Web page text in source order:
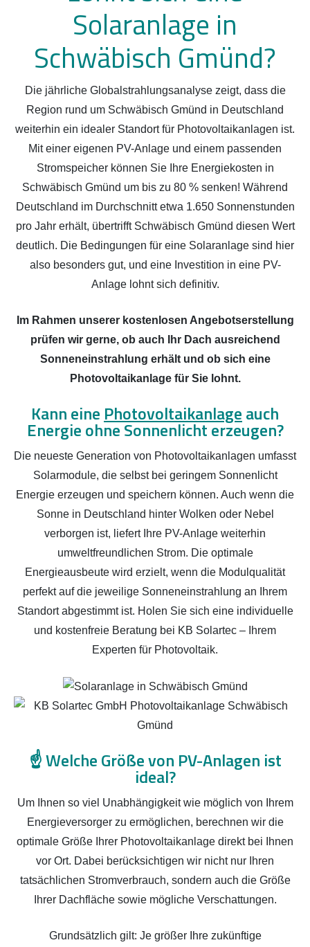
Solaranlage in
Schwäbisch Gmünd?
Die jährliche Globalstrahlungsanalyse zeigt, dass die
Region rund um Schwäbisch Gmünd in Deutschland
weiterhin ein idealer Standort für Photovoltaikanlagen ist.
Mit einer eigenen PV-Anlage und einem passenden
Stromspeicher können Sie Ihre Energiekosten in
Schwäbisch Gmünd um bis zu 80 % senken! Während
Deutschland im Durchschnitt etwa 1.650 Sonnenstunden
pro Jahr erhält, übertrifft Schwäbisch Gmünd diesen Wert
deutlich. Die Bedingungen für eine Solaranlage sind hier
also besonders gut, und eine Investition in eine PV-
Anlage lohnt sich definitiv.
Im Rahmen unserer kostenlosen Angebotserstellung
prüfen wir gerne, ob auch Ihr Dach ausreichend
Sonneneinstrahlung erhält und ob sich eine
Photovoltaikanlage für Sie lohnt.
Kann eine Photovoltaikanlageauch
Energie ohne Sonnenlicht erzeugen?
Die neueste Generation von Photovoltaikanlagen umfasst
Solarmodule, die selbst bei geringem Sonnenlicht
Energie erzeugen und speichern können. Auch wenn die
Sonne in Deutschland hinter Wolken oder Nebel
verborgen ist, liefert Ihre PV-Anlage weiterhin
umweltfreundlichen Strom. Die optimale
Energieausbeute wird erzielt, wenn die Modulqualität
perfekt auf die jeweilige Sonneneinstrahlung an Ihrem
Standort abgestimmt ist. Holen Sie sich eine individuelle
und kostenfreie Beratung bei KB Solartec – Ihrem
Experten für Photovoltaik.
☝️Welche Größe von PV-Anlagen ist
ideal?
Um Ihnen so viel Unabhängigkeit wie möglich von Ihrem
Energieversorger zu ermöglichen, berechnen wir die
optimale Größe Ihrer Photovoltaikanlage direkt bei Ihnen
vor Ort. Dabei berücksichtigen wir nicht nur Ihren
tatsächlichen Stromverbrauch, sondern auch die Größe
Ihrer Dachfläche sowie mögliche Verschattungen.
Grundsätzlich gilt: Je größer Ihre zukünftige